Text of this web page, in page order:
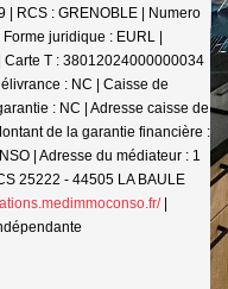
| RCS : GRENOBLE | Numero
juridique : EURL |
Carte T : 38012024000000034
: NC | Caisse de
: NC | Adresse caisse de
de la garantie financière :
| Adresse du médiateur : 1
25222 - 44505 LA BAULE
|